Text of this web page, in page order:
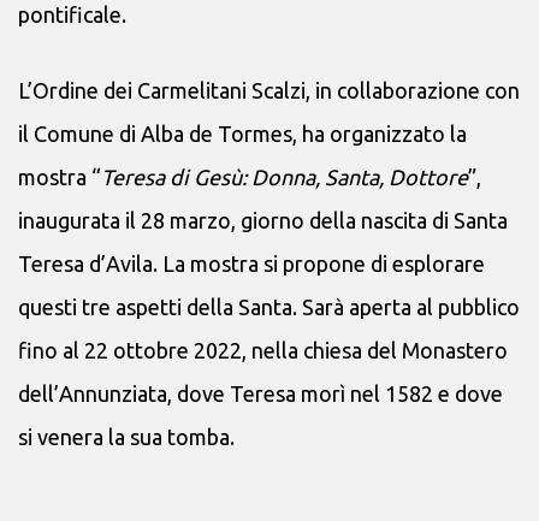
pontificale.
L’Ordine dei Carmelitani Scalzi, in collaborazione con
il Comune di Alba de Tormes, ha organizzato la
mostra “ Teresa di Gesù: Donna, Santa, Dottore”,
inaugurata il 28 marzo, giorno della nascita di Santa
Teresa d’Avila. La mostra si propone di esplorare
questi tre aspetti della Santa. Sarà aperta al pubblico
fino al 22 ottobre 2022, nella chiesa del Monastero
dell’Annunziata, dove Teresa morì nel 1582 e dove
si venera la sua tomba.